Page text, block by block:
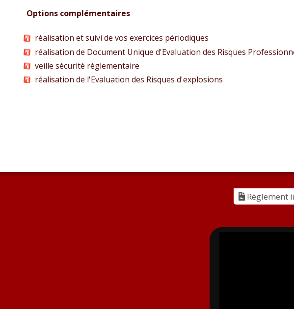
Options complémentaires
réalisation et suivi de vos exercices périodiques
réalisation de Document Unique d'Evaluation des Risques
veille sécurité règlementaire
réalisation de l'Evaluation des Risques d'explosions
Règlement